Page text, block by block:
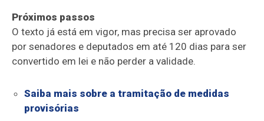
Próximos passos
O texto já está em vigor, mas precisa ser aprovado
por senadores e deputados em até 120 dias para ser
convertido em lei e não perder a validade.
Saiba mais sobre a tramitação de medidas
provisórias